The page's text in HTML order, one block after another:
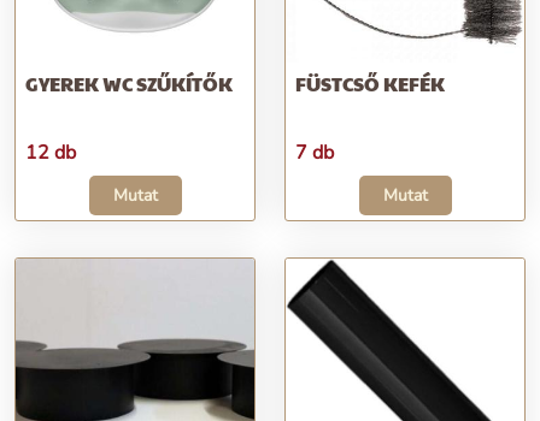
GYEREK WC SZŰKÍTŐK
12 db
Mutat
FÜSTCSŐ KEFÉK
7 db
Mutat